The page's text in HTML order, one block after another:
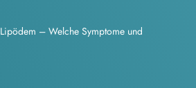
Lipödem – Welche Symptome und